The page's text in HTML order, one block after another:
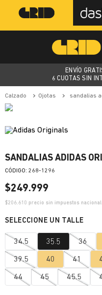
ENVÍO
6 CUOTAS SIN
calzado ojotas sandalias
SANDALIAS ADIDAS
: 268-1296
$249.999
$206.610 precio sin impuestos
34.5 35.5 36
39.5 40 41
44 45 45.5